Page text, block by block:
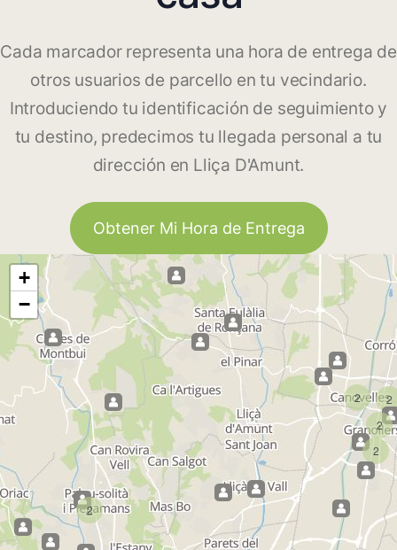
Cada marcador representa una hora de entrega de
otros usuarios de parcello en tu vecindario.
Introduciendo tu identificación de seguimiento y
tu destino, predecimos tu llegada personal a tu
dirección en Lliça D'Amunt.
Obtener Mi Hora de Entrega
2
2
2
2
2
+
−